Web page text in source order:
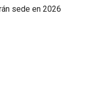
sede en 2026